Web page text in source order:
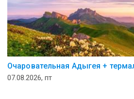
Очаровательная Адыгея +
07.08.2026, пт